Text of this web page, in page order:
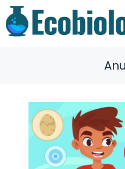
Saltar
al
contenido